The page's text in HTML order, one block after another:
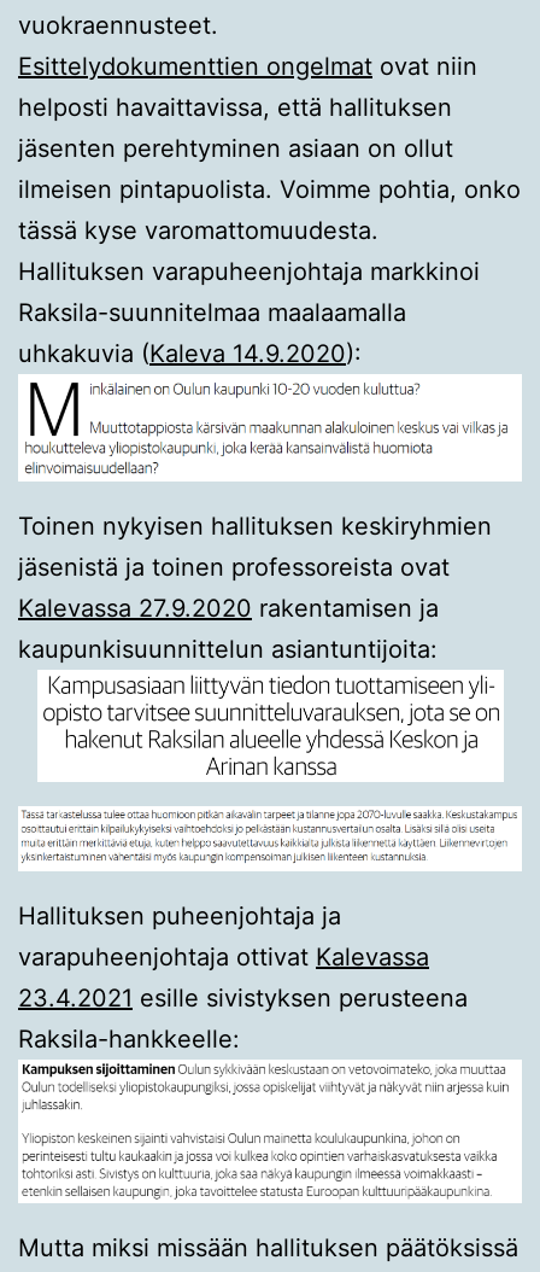
vuokraennusteet.
Esittelydokumenttien ongelmat ovat niin
helposti havaittavissa, että hallituksen
jäsenten perehtyminen asiaan on ollut
ilmeisen pintapuolista. Voimme pohtia, onko
tässä kyse varomattomuudesta.
Hallituksen varapuheenjohtaja markkinoi
Raksila-suunnitelmaa maalaamalla
uhkakuvia (Kaleva 14.9.2020):
Toinen nykyisen hallituksen keskiryhmien
jäsenistä ja toinen professoreista ovat
Kalevassa 27.9.2020 rakentamisen ja
kaupunkisuunnittelun asiantuntijoita:
Hallituksen puheenjohtaja ja
varapuheenjohtaja ottivat Kalevassa
23.4.2021 esille sivistyksen perusteena
Raksila-hankkeelle:
Mutta miksi missään hallituksen päätöksissä